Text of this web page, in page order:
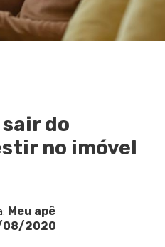
do
no imóvel
Meu apê
08/2020